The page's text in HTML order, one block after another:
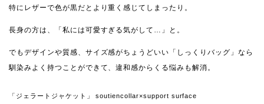
特にレザーで色が黒だとより重く感じてしまったり。
長身の方は、「私には可愛すぎる気がして…」と。
でもデザインや質感、サイズ感がちょうどいい「しっくりバッグ」なら
馴染みよく持つことができて、違和感からくる悩みも解消。
「ジェラートジャケット」 soutiencollar×support surface